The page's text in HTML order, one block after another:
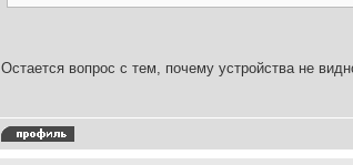
Остается вопрос с тем, почему устройства не